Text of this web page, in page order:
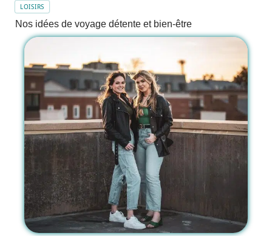
LOISIRS
Nos idées de voyage détente et bien-être